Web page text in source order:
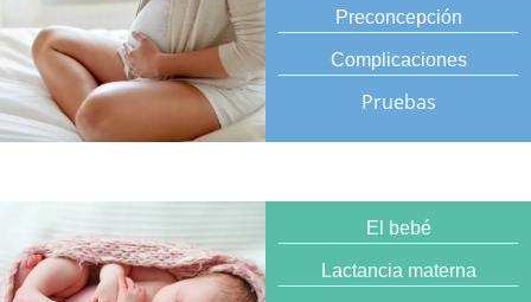
Preconcepción
Complicaciones
Pruebas
El bebé
Lactancia materna